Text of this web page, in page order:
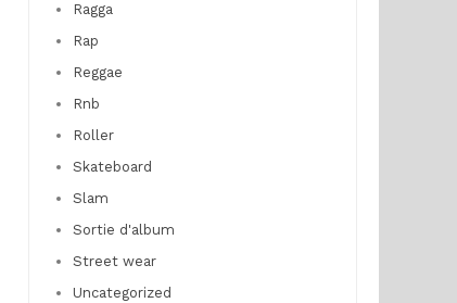
Ragga
Rap
Reggae
Rnb
Roller
Skateboard
Slam
Sortie d'album
Street wear
Uncategorized